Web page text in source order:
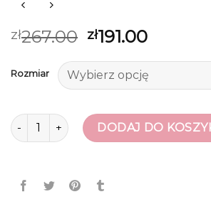
zł267.00 zł191.00
Rozmiar
ilość saway buty DODAJ DO